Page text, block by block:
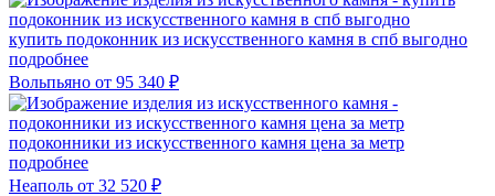
купить подоконник из искусственного камня в спб выгодно
подробнее
Вольпьяно от 95 340 ₽
подоконники из искусственного камня цена за метр
подробнее
Неаполь от 32 520 ₽